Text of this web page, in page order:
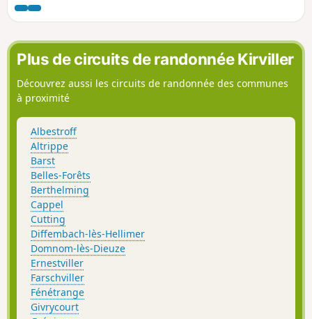
que constitue Tarquimpol. Cette
presqu'île chargée d'histoire offre un
circuit au bord de l'étang avec de très
beaux panoramas. La faune très riche
de l'étang est omniprésente et offre au
visiteur de multiples sources
d'émerveillement. Le petit détour par le
point d'intérêt certain par la majesté du
lieu.
Plus de circuits de randonnée Kirviller
Découvrez aussi les circuits de randonnée des communes
à proximité
Albestroff
Altrippe
Barst
Belles-Forêts
Berthelming
Cappel
Cutting
Diffembach-lès-Hellimer
Domnom-lès-Dieuze
Ernestviller
Farschviller
Fénétrange
Givrycourt